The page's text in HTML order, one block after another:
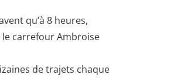
qu’à 8 heures,
carrefour Ambroise
de trajets chaque